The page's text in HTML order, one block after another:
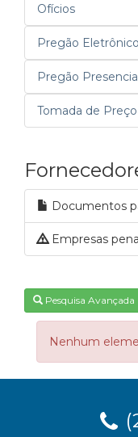
Ofícios
Pregão Eletrônico
Pregão
Tomada de Preço
Documentos
Empresas
Pesquisa Avançada
Nenhum